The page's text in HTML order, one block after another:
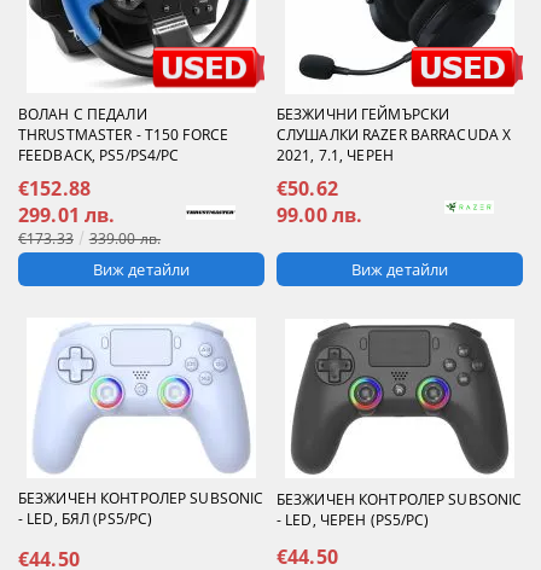
ВОЛАН С ПЕДАЛИ
THRUSTMASTER - T150 FORCE
FEEDBACK, PS5/PS4/PC
€152.88
299.01 лв.
€173.33 339.00 лв.
Виж детайли
БЕЗЖИЧНИ ГЕЙМЪРСКИ
СЛУШАЛКИ RAZER BARRACUDA X
2021, 7.1, ЧЕРЕН
€50.62
99.00 лв.
Виж детайли
БЕЗЖИЧЕН КОНТРОЛЕР SUBSONIC
- LED, БЯЛ (PS5/PC)
€44.50
БЕЗЖИЧЕН КОНТРОЛЕР SUBSONIC
- LED, ЧЕРЕН (PS5/PC)
€44.50